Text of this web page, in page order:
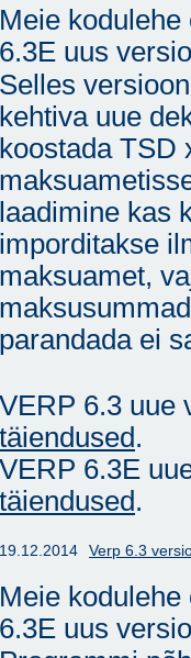
Meie
6.3E uus
Selles
kehtiva uue
koostada TSD
laadimine kas
imporditakse
maksuamet,
parandada ei
VERP 6.3 uue
täiendused.
VERP 6.3E
täiendused.
19.12.2014 Verp 6.3
Meie
6.3E uus